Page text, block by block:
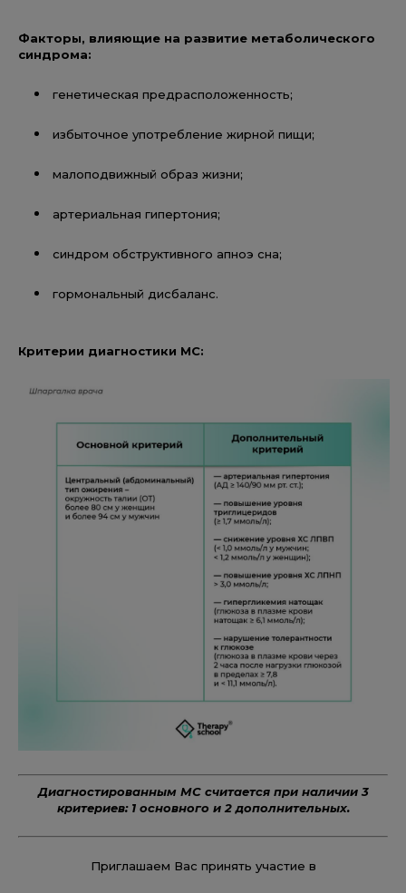
Факторы, влияющие на развитие метаболического
синдрома:
генетическая предрасположенность;
избыточное употребление жирной пищи;
малоподвижный образ жизни;
артериальная гипертония;
синдром обструктивного апноэ сна;
гормональный дисбаланс.
Критерии диагностики МС:
Диагностированным МС считается при наличии 3
критериев: 1 основного и 2 дополнительных.
Приглашаем Вас принять участие в